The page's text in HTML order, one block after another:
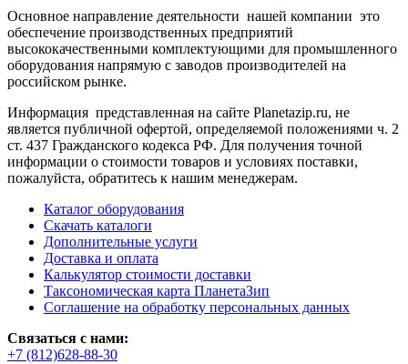
Основное направление деятельности нашей компании это
обеспечение производственных предприятий
высококачественными комплектующими для промышленного
оборудования напрямую с заводов производителей на
российском рынке.
Информация представленная на сайте Planetazip.ru, не
является публичной офертой, определяемой положениями ч. 2
ст. 437 Гражданского кодекса РФ. Для получения точной
информации о стоимости товаров и условиях поставки,
пожалуйста, обратитесь к нашим менеджерам.
Каталог оборудования
Скачать каталоги
Дополнительные услуги
Доставка и оплата
Калькулятор стоимости доставки
Таксономическая карта ПланетаЗип
Соглашение на обработку персональных данных
Связаться с нами:
+7 (812)628-88-30